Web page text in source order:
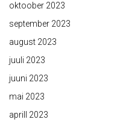
oktoober 2023
september 2023
august 2023
juuli 2023
juuni 2023
mai 2023
aprill 2023